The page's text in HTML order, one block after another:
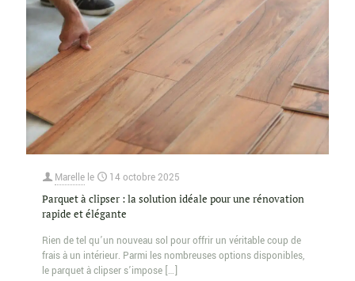
Marelle le 14 octobre 2025
Parquet à clipser : la solution idéale pour une rénovation
rapide et élégante
Rien de tel qu’un nouveau sol pour offrir un véritable coup de
frais à un intérieur. Parmi les nombreuses options disponibles,
le parquet à clipser s’impose […]